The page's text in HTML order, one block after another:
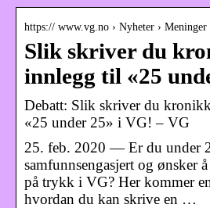
https:// www.vg.no › Nyheter › Meninger
Slik skriver du
innlegg til «25
Debatt: Slik skriver du
«25 under 25» i VG! – VG
25. feb. 2020 — Er du under
samfunnsengasjert og ønsker
på trykk i VG? Her kommer
hvordan du kan skrive en …